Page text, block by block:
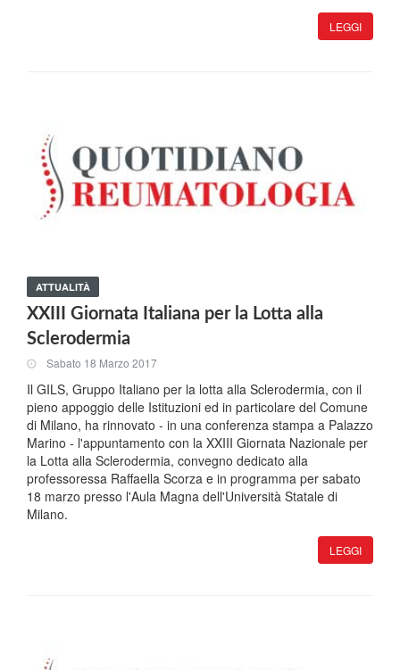
LEGGI
ATTUALITÀ
XXIII Giornata Italiana per la Lotta alla
Sclerodermia
Sabato 18 Marzo 2017
Il GILS, Gruppo Italiano per la lotta alla Sclerodermia, con il
pieno appoggio delle Istituzioni ed in particolare del Comune
di Milano, ha rinnovato - in una conferenza stampa a Palazzo
Marino - l'appuntamento con la XXIII Giornata Nazionale per
la Lotta alla Sclerodermia, convegno dedicato alla
professoressa Raffaella Scorza e in programma per sabato
18 marzo presso l'Aula Magna dell'Università Statale di
Milano.
LEGGI